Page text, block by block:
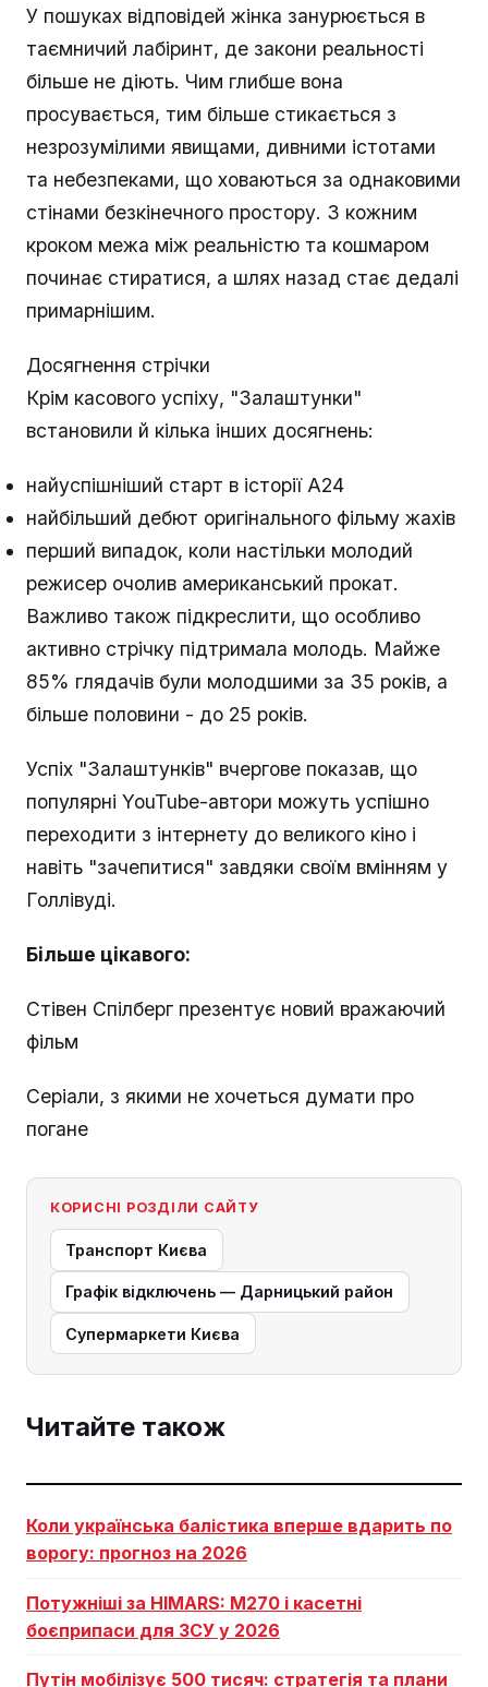
У пошуках відповідей жінка занурюється в
таємничий лабіринт, де закони реальності
більше не діють. Чим глибше вона
просувається, тим більше стикається з
незрозумілими явищами, дивними істотами
та небезпеками, що ховаються за однаковими
стінами безкінечного простору. З кожним
кроком межа між реальністю та кошмаром
починає стиратися, а шлях назад стає дедалі
примарнішим.
Досягнення стрічки
Крім касового успіху, "Залаштунки"
встановили й кілька інших досягнень:
найуспішніший старт в історії A24
найбільший дебют оригінального фільму жахів
перший випадок, коли настільки молодий
режисер очолив американський прокат.
Важливо також підкреслити, що особливо
активно стрічку підтримала молодь. Майже
85% глядачів були молодшими за 35 років, а
більше половини - до 25 років.
Успіх "Залаштунків" вчергове показав, що
популярні YouTube-автори можуть успішно
переходити з інтернету до великого кіно і
навіть "зачепитися" завдяки своїм вмінням у
Голлівуді.
Більше цікавого:
Стівен Спілберг презентує новий вражаючий
фільм
Серіали, з якими не хочеться думати про
погане
КОРИСНІ РОЗДІЛИ САЙТУ
Транспорт Києва
Графік відключень — Дарницький район
Супермаркети Києва
Читайте також
Коли українська балістика вперше вдарить по
ворогу: прогноз на 2026
Потужніші за HIMARS: М270 і касетні
боєприпаси для ЗСУ у 2026
Путін мобілізує 500 тисяч: стратегія та плани